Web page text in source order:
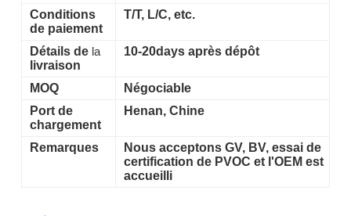
Conditions
de paiement
T/T,L/C, etc.
Détails dela
livraison
10-20days après dépôt
MOQ
Négociable
Port de
chargement
Henan, Chine
Remarques
Nous acceptons GV, BV, essai de
certification de PVOC et l'OEM est
accueilli